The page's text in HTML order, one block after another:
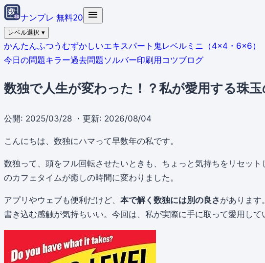
ナンプレ 無料20
レベル選択 ▾
かんたんふつう むずかしいエキスパート 鬼レベル ミニ（4×4・6×6）
今日の問題キラー過去問題 ソルバー印刷用 コツブログ
数独で人生が変わった！？私が愛用する珠
公開: 2025/03/28 ・更新: 2026/08/04
こんにちは、数独にハマって早数年の私です。
数独って、頭をフル回転させたいときも、ちょっと気持ちをリセッ
のカフェタイムが癒しの時間に変わりました。
アプリやウェブも便利だけど、 本で解く数独には別の良さ があります
書き込む感触が気持ちいい。今回は、私が実際に手に取って愛用し